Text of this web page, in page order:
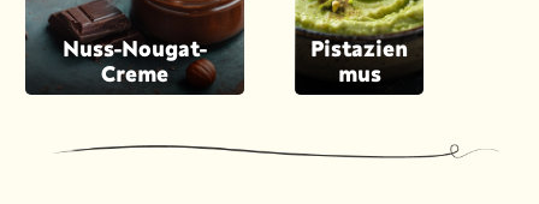
Nuss-Nougat-
Creme
Pistazien
mus